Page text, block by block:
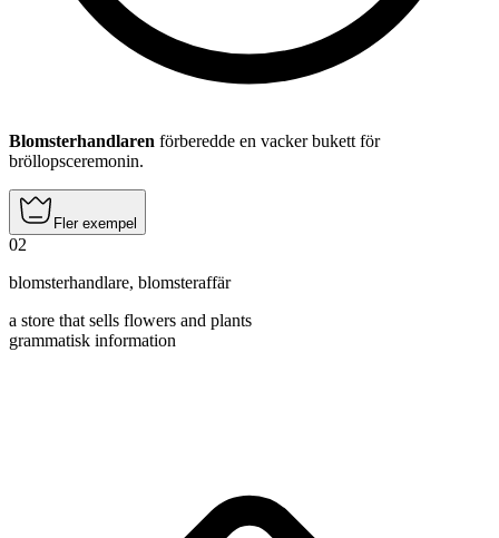
Blomsterhandlaren förberedde en vacker bukett för
bröllopsceremonin.
Fler exempel
02
blomsterhandlare, blomsteraffär
a store that sells flowers and plants
grammatisk information